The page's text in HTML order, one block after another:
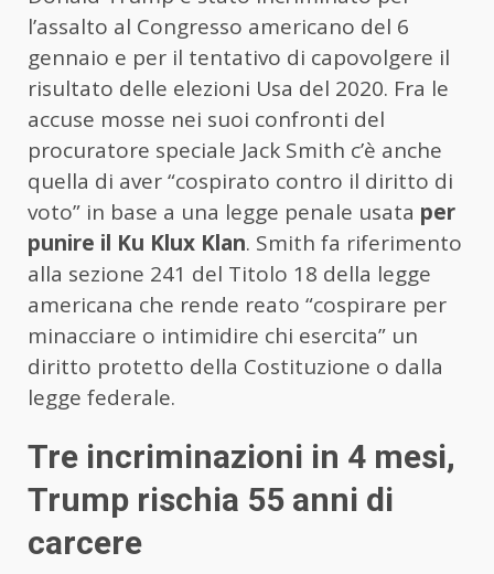
l’assalto al Congresso americano del 6
gennaio e per il tentativo di capovolgere il
risultato delle elezioni Usa del 2020. Fra le
accuse mosse nei suoi confronti del
procuratore speciale Jack Smith c’è anche
quella di aver “cospirato contro il diritto di
voto” in base a una legge penale usata per
punire il Ku Klux Klan. Smith fa riferimento
alla sezione 241 del Titolo 18 della legge
americana che rende reato “cospirare per
minacciare o intimidire chi esercita” un
diritto protetto della Costituzione o dalla
legge federale.
Tre incriminazioni in 4 mesi,
Trump rischia 55 anni di
carcere